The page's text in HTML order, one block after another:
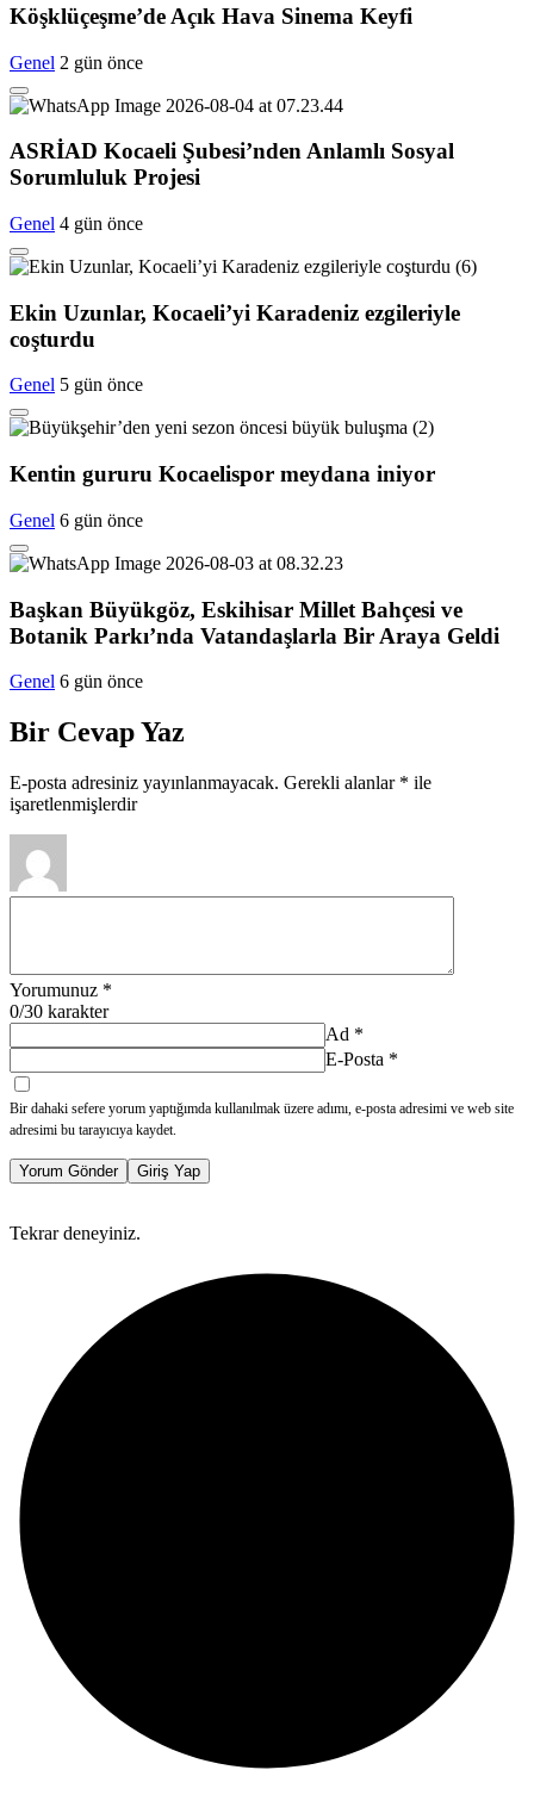
Köşklüçeşme’de Açık Hava Sinema Keyfi
Genel 2 gün önce
ASRİAD Kocaeli Şubesi’nden Anlamlı Sosyal
Sorumluluk Projesi
Genel 4 gün önce
Ekin Uzunlar, Kocaeli’yi Karadeniz ezgileriyle
coşturdu
Genel 5 gün önce
Kentin gururu Kocaelispor meydana iniyor
Genel 6 gün önce
Başkan Büyükgöz, Eskihisar Millet Bahçesi ve
Botanik Parkı’nda Vatandaşlarla Bir Araya Geldi
Genel 6 gün önce
Bir Cevap Yaz
E-posta adresiniz yayınlanmayacak. Gerekli alanlar * ile
işaretlenmişlerdir
Yorumunuz *
0/30 karakter
Ad *
E-Posta *
Bir dahaki sefere yorum yaptığımda kullanılmak üzere adımı, e-posta adresimi ve web site
adresimi bu tarayıcıya kaydet.
Yorum Gönder Giriş Yap
Tekrar deneyiniz.